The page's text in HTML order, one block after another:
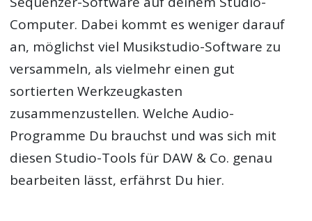
Computer. Dabei kommt es weniger darauf
an, möglichst viel Musikstudio-Software zu
versammeln, als vielmehr einen gut
sortierten Werkzeugkasten
zusammenzustellen. Welche Audio-
Programme Du brauchst und was sich mit
diesen Studio-Tools für DAW & Co. genau
bearbeiten lässt, erfährst Du hier.